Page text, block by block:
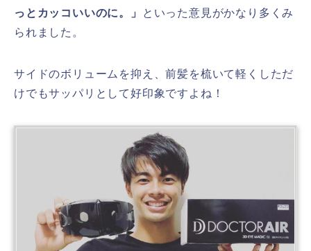
っとカッコいいのに。」
といった意見がかなり多くみ
られました。
サイドのボリュームを抑え、前髪を梳いて軽くしただ
けでもサッパリとして好印象ですよね！